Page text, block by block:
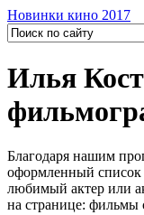
Новинки кино 2017
Илья
Благодаря нашим
оформленный
любимый актер или
на странице: фильмы